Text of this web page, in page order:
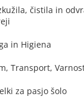
čistila in
in Higiena
Transport,
za pasjo šolo